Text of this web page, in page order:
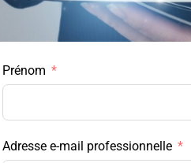
Prénom
Adresse e-mail professionnelle